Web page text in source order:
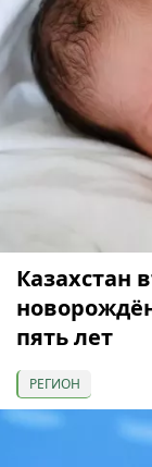
Казахстан
пять лет
РЕГИОН